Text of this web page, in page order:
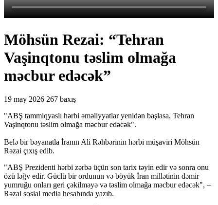
Möhsün Rezai: “Tehran
Vaşinqtonu təslim olmağa
məcbur edəcək”
19 may 2026 267 baxış
"ABŞ tammiqyaslı hərbi əməliyyatlar yenidən başlasa, Tehran
Vaşinqtonu təslim olmağa məcbur edəcək".
Belə bir bəyanatla İranın Ali Rəhbərinin hərbi müşaviri Möhsün
Rəzai çıxış edib.
"ABŞ Prezidenti hərbi zərbə üçün son tarix təyin edir və sonra onu
özü ləğv edir. Güclü bir ordunun və böyük İran millətinin dəmir
yumruğu onları geri çəkilməyə və təslim olmağa məcbur edəcək", –
Rəzai sosial media hesabında yazıb.